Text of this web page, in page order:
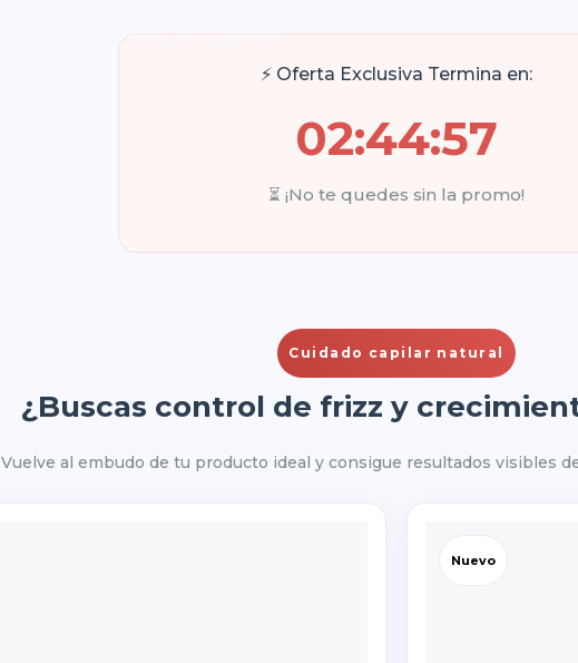
FINALIZAR COMPRA
⚡ Oferta Exclusiva Termina en:
02:44:57
⏳ ¡No te quedes sin la promo!
Cuidado capilar natural
¿Buscas control de frizz y
Vuelve al embudo de tu producto ideal y consigue resultados visibles
Nuevo